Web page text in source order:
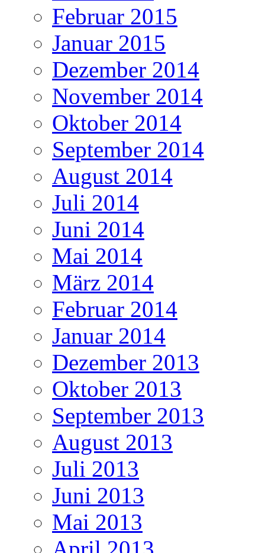
Februar 2015
Januar 2015
Dezember 2014
November 2014
Oktober 2014
September 2014
August 2014
Juli 2014
Juni 2014
Mai 2014
März 2014
Februar 2014
Januar 2014
Dezember 2013
Oktober 2013
September 2013
August 2013
Juli 2013
Juni 2013
Mai 2013